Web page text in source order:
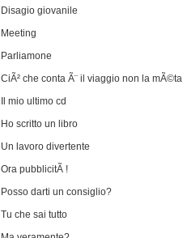
Disagio giovanile
Meeting
Parliamone
CiÃ² che conta Ã¨ il viaggio non la mÃ©ta
Il mio ultimo cd
Ho scritto un libro
Un lavoro divertente
Ora pubblicitÃ !
Posso darti un consiglio?
Tu che sai tutto